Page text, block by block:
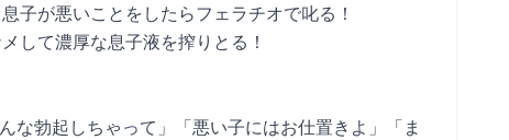
子が悪いことをしたらフェラチオで叱る！
して濃厚な息子液を搾りとる！
な勃起しちゃって」「悪い子にはお仕置きよ」「ま